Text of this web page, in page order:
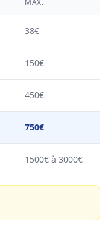
MAX.
38€
150€
450€
750€
1500€ à 3000€